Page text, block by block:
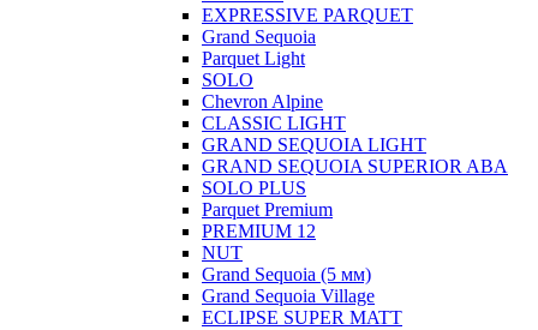
EXPRESSIVE PARQUET
Grand Sequoia
Parquet Light
SOLO
Chevron Alpine
CLASSIC LIGHT
GRAND SEQUOIA LIGHT
GRAND SEQUOIA SUPERIOR ABA
SOLO PLUS
Parquet Premium
PREMIUM 12
NUT
Grand Sequoia (5 мм)
Grand Sequoia Village
ECLIPSE SUPER MATT